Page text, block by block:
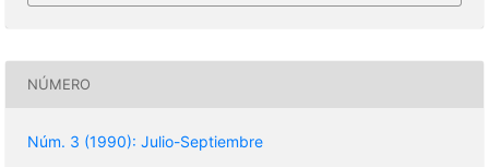
NÚMERO
Núm. 3 (1990): Julio-Septiembre